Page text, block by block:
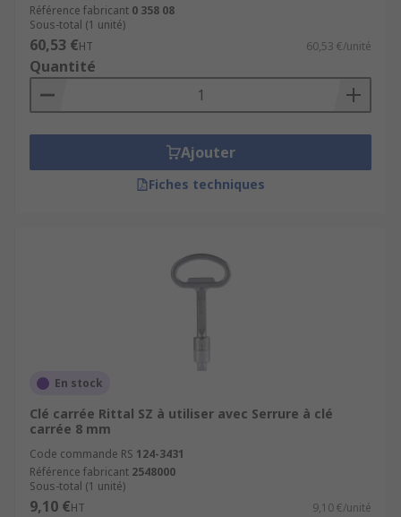
Référence fabricant 0 358 08
Sous-total (1 unité)
60,53 €HT 60,53 €/unité
Quantité
Ajouter
Fiches techniques
En stock
Clé carrée Rittal SZ à utiliser avec Serrure à clé
carrée 8 mm
Code commande RS 124-3431
Référence fabricant 2548000
Sous-total (1 unité)
9,10 €HT 9,10 €/unité